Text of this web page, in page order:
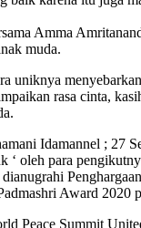
Amma
muda.
uniknya
rasa cinta,
Idamannel ; 27
‘ oleh para
Award 2020
Peace Summit